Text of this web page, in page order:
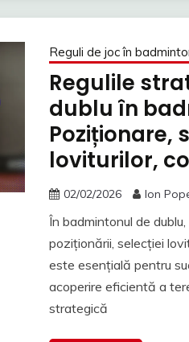
Reguli de joc în
Regulile
dublu în
Poziționare,
loviturilor,
02/02/2026 Ion
În badmintonul de
poziționării, selecției
este esențială pentru
acoperire eficientă a
strategică